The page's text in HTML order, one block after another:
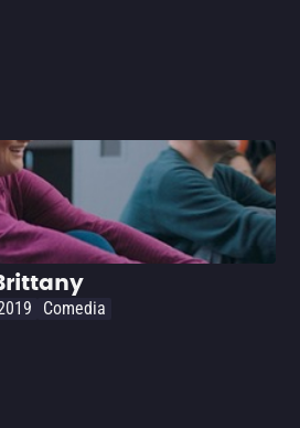
Comedia